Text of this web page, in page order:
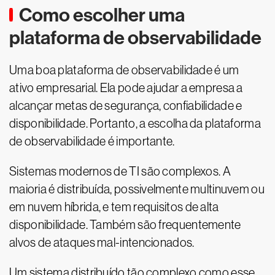
Como escolher uma
plataforma de observabilidade
Uma boa plataforma de observabilidade é um
ativo empresarial. Ela pode ajudar a empresa a
alcançar metas de segurança, confiabilidade e
disponibilidade. Portanto, a escolha da plataforma
de observabilidade é importante.
Sistemas modernos de TI são complexos. A
maioria é distribuída, possivelmente multinuvem ou
em nuvem híbrida, e tem requisitos de alta
disponibilidade. Também são frequentemente
alvos de ataques mal-intencionados.